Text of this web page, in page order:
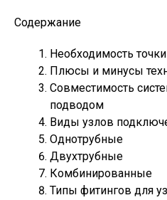
Содержание
Необходимость
Плюсы и минусы
Совместимость
подводом
Виды узлов
Однотрубные
Двухтрубные
Комбинированные
Типы фитингов для